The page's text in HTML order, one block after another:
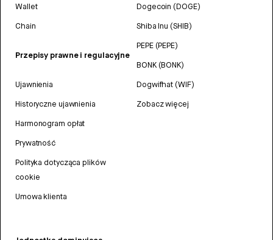
Wallet
Chain
Przepisy prawne i regulacyjne
Ujawnienia
Historyczne ujawnienia
Harmonogram opłat
Prywatność
Polityka dotycząca plików
cookie
Umowa klienta
Dogecoin (DOGE)
Shiba Inu (SHIB)
PEPE (PEPE)
BONK (BONK)
Dogwifhat (WIF)
Zobacz więcej